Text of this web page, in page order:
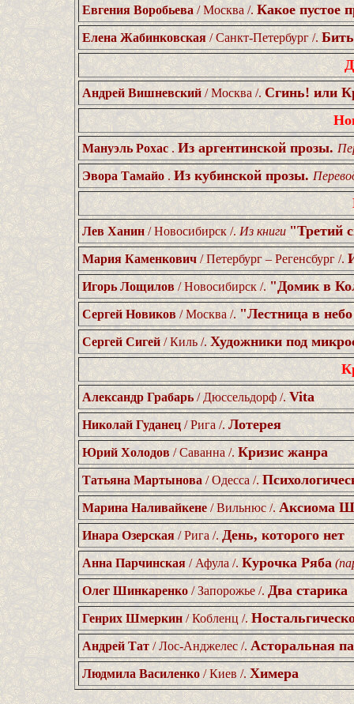
Евгения Воробьева/ Москва /. Какое пустое
Елена Жабинковская / Санкт-Петербург /.
Андрей Вишневский / Москва /.Сгинь! или
Мануэль Рохас . Из аргентинской прозы.
Эвора Тамайо. Из кубинской прозы.
Лев Ханин / Новосибирск /.Из книги "Третий
Мария Каменкович / Петербург – Регенсбург /.
Игорь Лощилов / Новосибирск /. "Домик в
Сергей Новиков / Москва /. "Лестница в
Сергей Сигей/ Киль /. Художники под
Александр Грабарь / Дюссельдорф /.Vita
Николай Гуданец / Рига /.Лотерея
Юрий Холодов / Саванна /. Кризис жанра
Татьяна Мартынова / Одесса /.
Марина Наливайкене / Вильнюс /.Аксиома
Инара Озерская/ Рига /. День, которого нет
Анна Парчинская / Афула /.Курочка Ряба
Олег Шинкаренко / Запорожье /. Два старика
Генрих Шмеркин / Кобленц /.
Андрей Тат/ Лос-Анджелес /. Асторальная
Людмила Василенко/ Киев /. Химера